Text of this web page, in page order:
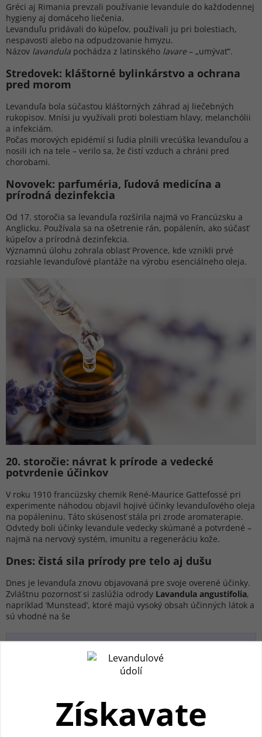
Gréci aj Rimania prevzali používanie levandule do každodennej
hygieny aj domáceho liečenia.
Levanduľu pridávali do kúpeľov, používali ju pri bolestiach,
nespavosti alebo na odpudzovanie hmyzu.
Názov lavandula pochádza z latinského lavare– „umývať“.
Stredovek: kláštorné bylinkárstvo a ochrana
pred morom
Levanduľa bola súčasťou kláštorných záhrad aj liečebných
rukopisov. Mnísi ju využívali proti bolestiam hlavy, melanchólii
a infekciám.
Počas morových epidémií si ľudia plnili vrecúška levanduľou a
nosili ich na tele – verilo sa, že čistí vzduch a chráni pred
chorobami.
Novovek: parfuméria, ľudová medicína a
prírodná dezinfekcia
Od 17. storočia sa levanduľa rozšírila najmä vo Francúzsku a
Anglicku. Používala sa na ošetrenie rán, popálenín, ako súčasť
kúpeľov a prírodná dezinfekcia.
Významnú úlohu zohrala oblasť Provence, kde vznikli prvé
rozsiahle levanduľové plantáže na výrobu esenciálneho oleja.
20. storočie: návrat k prírode a vedecké
potvrdenie účinkov
V roku 1910 francúzsky chemik René-Maurice Gattefossé pri
experimente náhodou objavil hojivé účinky levanduľového oleja
na popáleninu. Táto skúsenosť stála pri zrode aromaterapie.
Odvtedy boli účinky levandule vedecky skúmané a potvrdené –
najmä na nervový systém, imunitu a regeneráciu kože.
Dnes: čistá sila prírody pre telo aj dušu
Dnes je levanduľa znovu objavovaná pre svoje overené účinky.
Zvláštnu pozornosť si zaslúžia odrody Lavandula angustifolia,
napríklad ‘Munstead’, ktoré majú vysoký obsah účinných látok a
sú vhodné na še
Odkiaľ pochádza levanduľa?
Prečo sa názov levandule spája s latinským
Získavate